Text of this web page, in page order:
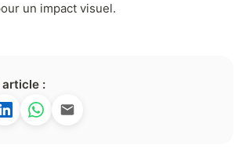
un impact visuel.
: